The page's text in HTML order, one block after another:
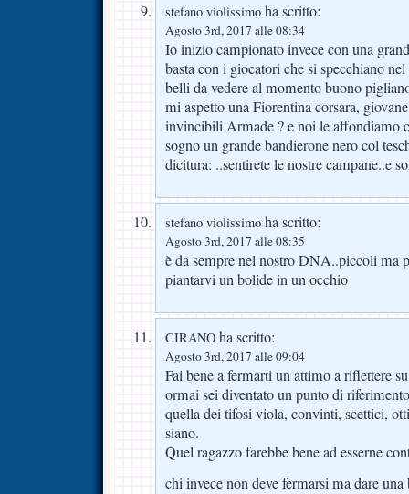
stefano violissimo ha scritto:
Agosto 3rd, 2017 alle 08:34
Io inizio campionato invece con una
basta con i giocatori che si specchiano
belli da vedere al momento buono
mi aspetto una Fiorentina corsara,
invincibili Armade ? e noi le affondiamo
sogno un grande bandierone nero col
dicitura: ..sentirete le nostre campane..e
stefano violissimo ha scritto:
Agosto 3rd, 2017 alle 08:35
è da sempre nel nostro DNA..piccoli ma
piantarvi un bolide in un occhio
CIRANO ha scritto:
Agosto 3rd, 2017 alle 09:04
Fai bene a fermarti un attimo a riflettere
ormai sei diventato un punto di
quella dei tifosi viola, convinti, scettici,
siano.
Quel ragazzo farebbe bene ad esserne
chi invece non deve fermarsi ma dare